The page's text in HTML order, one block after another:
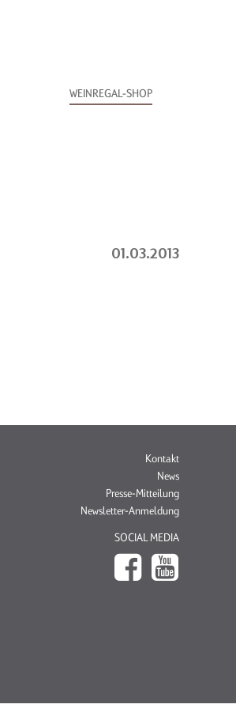
WEINREGAL-SHOP
01.03.2013
Navigation
überspringen
Kontakt
News
Presse-Mitteilung
Newsletter-Anmeldung
SOCIAL MEDIA